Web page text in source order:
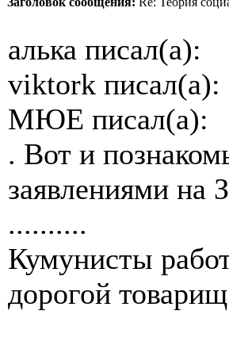
алька писал(а):
viktork писал(а):
МЮЕ писал(а):
. Вот и
заявлениями на
..........
Кумунисты
дорогой